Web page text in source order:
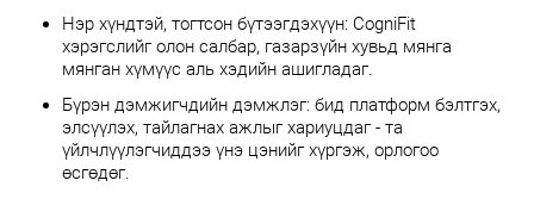
Нэр хүндтэй, тогтсон бүтээгдэхүүн: CogniFit
хэрэгслийг олон салбар, газарзүйн хувьд мянга
мянган хүмүүс аль хэдийн ашигладаг.
Бүрэн дэмжигчдийн дэмжлэг: бид платформ бэлтгэх,
элсүүлэх, тайлагнах ажлыг хариуцдаг - та
үйлчлүүлэгчиддээ үнэ цэнийг хүргэж, орлогоо
өсгөдөг.